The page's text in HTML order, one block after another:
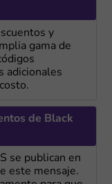
y
gama de
adicionales
de Black
se publican en
este mensaje.